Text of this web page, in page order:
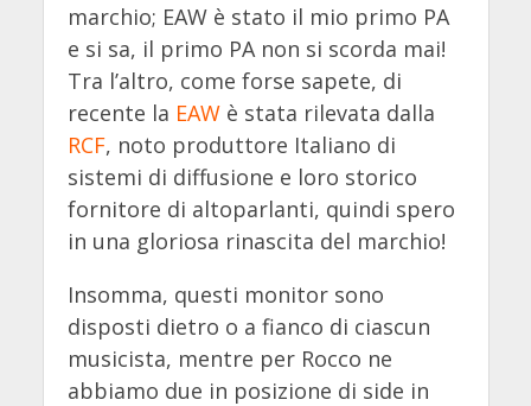
marchio; EAW è stato il mio primo PA
e si sa, il primo PA non si scorda mai!
Tra l’altro, come forse sapete, di
recente la EAWè stata rilevata dalla
RCF, noto produttore Italiano di
sistemi di diffusione e loro storico
fornitore di altoparlanti, quindi spero
in una gloriosa rinascita del marchio!
Insomma, questi monitor sono
disposti dietro o a fianco di ciascun
musicista, mentre per Rocco ne
abbiamo due in posizione di side in